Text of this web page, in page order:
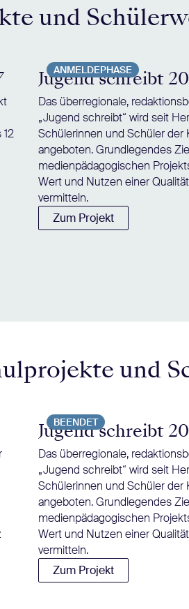
und
ANMELDEPHASE
Jugend schreibt
Das überregionale,
„Jugend schreibt“ wird seit
Schülerinnen und Schüler der
angeboten. Grundlegendes
medienpädagogischen
Wert und Nutzen einer
vermitteln.
Zum Projekt
und
BEENDET
Jugend schreibt
Das überregionale,
„Jugend schreibt“ wird seit
Schülerinnen und Schüler der
angeboten. Grundlegendes
medienpädagogischen
Wert und Nutzen einer
vermitteln.
Zum Projekt